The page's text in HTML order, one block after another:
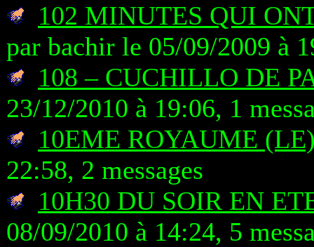
102 MINUTES QUI
par bachir le 05/09/2009 à
108 – CUCHILLO DE
23/12/2010 à 19:06, 1
10EME ROYAUME
22:58, 2 messages
10H30 DU SOIR EN
08/09/2010 à 14:24, 5